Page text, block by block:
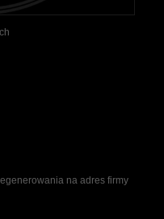
na adres firmy